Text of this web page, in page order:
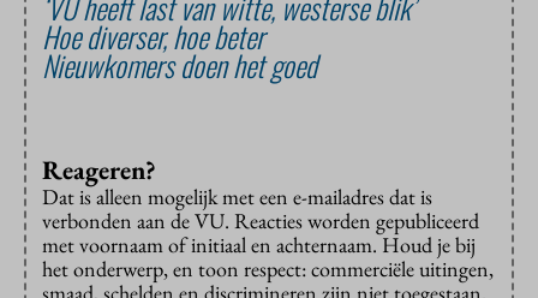
Hoe diverser, hoe beter
Nieuwkomers doen het goed
Reageren?
Dat is alleen mogelijk met een e-mailadres dat is
verbonden aan de VU. Reacties worden gepubliceerd
met voornaam of initiaal en achternaam. Houd je bij
het onderwerp, en toon respect: commerciële uitingen,
smaad, schelden en discrimineren zijn niet toegestaan.